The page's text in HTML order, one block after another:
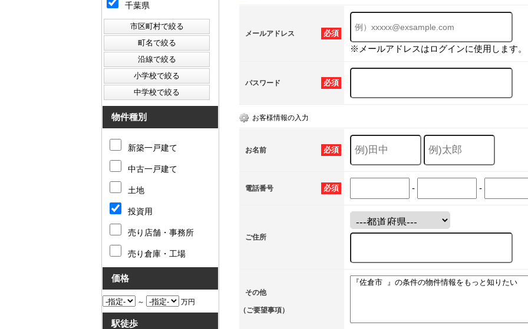
必須
メールアドレス
※メールアドレスはログインに使用します。
必須
パスワード
お客様情報の入力
必須
お名前
必須
電話番号 - -
ご住所
その他
（ご要望事項）
千葉県
物件種別
新築一戸建て
中古一戸建て
土地
投資用
売り店舗・事務所
売り倉庫・工場
価格
～ 万円
駅徒歩